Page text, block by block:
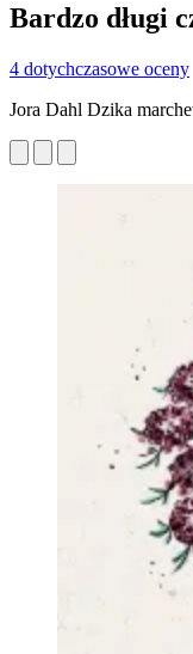
Bardzo długi
4 dotychczasowe oceny
Jora Dahl Dzika